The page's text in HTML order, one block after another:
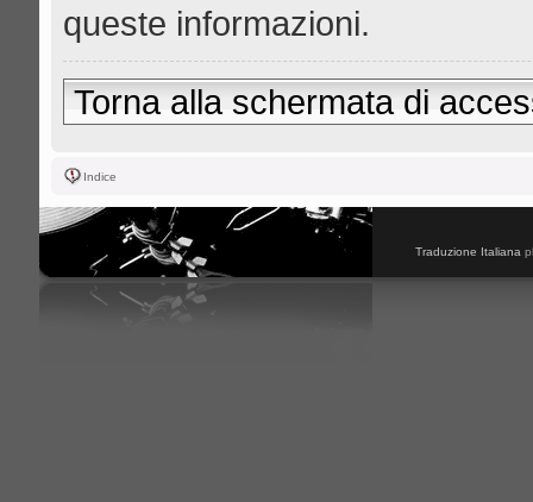
queste informazioni.
Torna alla schermata di
Indice
Traduzione Italiana